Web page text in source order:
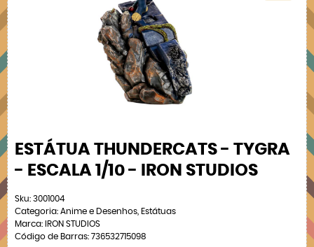
ESTÁTUA THUNDERCATS - TYGRA
- ESCALA 1/10 - IRON STUDIOS
Sku: 3001004
Categoria: Anime e Desenhos Estátuas
Marca:
IRON STUDIOS
Código de Barras: 736532715098